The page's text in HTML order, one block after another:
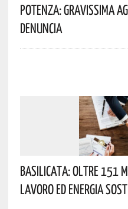
Potenza: Gravissima
Denuncia
Basilicata: Oltre 151
Lavoro Ed Energia